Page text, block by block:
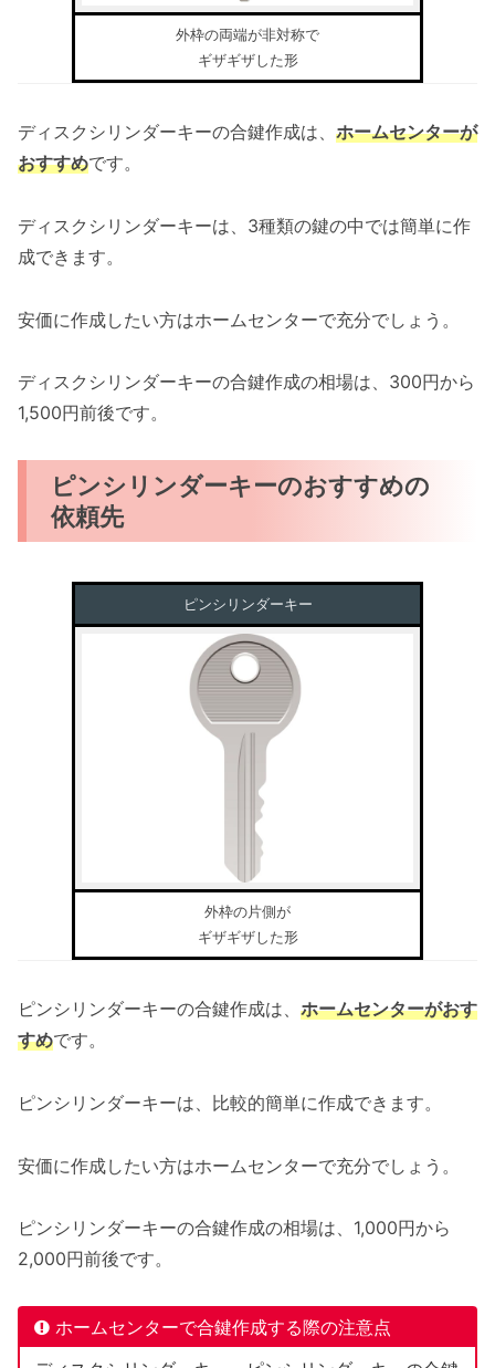
外枠の両端が非対称で
ギザギザした形
ディスクシリンダーキーの合鍵作成は、 ホームセンターが
おすすめです。
ディスクシリンダーキーは、3種類の鍵の中では簡単に作
成できます。
安価に作成したい方はホームセンターで充分でしょう。
ディスクシリンダーキーの合鍵作成の相場は、300円から
1,500円前後です。
ピンシリンダーキーのおすすめの
依頼先
ピンシリンダーキー
外枠の片側が
ギザギザした形
ピンシリンダーキーの合鍵作成は、 ホームセンターがおす
すめです。
ピンシリンダーキーは、比較的簡単に作成できます。
安価に作成したい方はホームセンターで充分でしょう。
ピンシリンダーキーの合鍵作成の相場は、1,000円から
2,000円前後です。
ホームセンターで合鍵作成する際の注意点